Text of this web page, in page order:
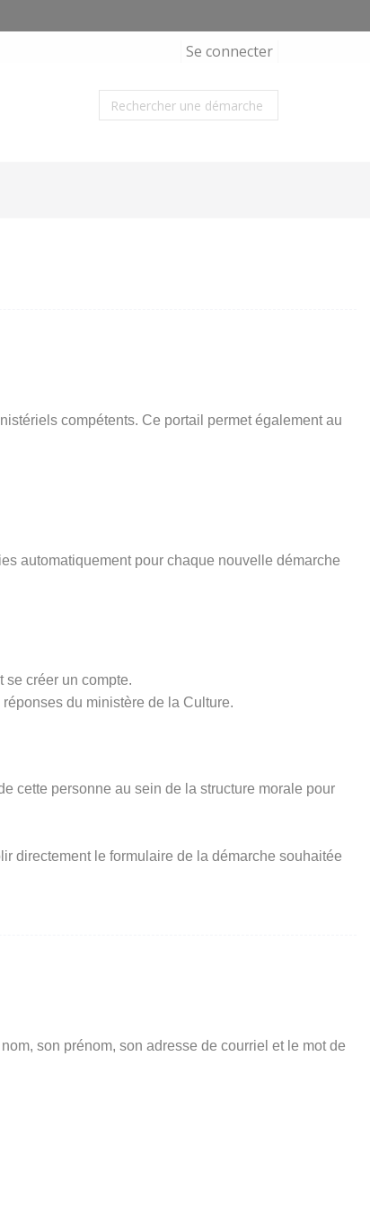
Se connecter
compétents. Ce portail permet également au
automatiquement pour chaque nouvelle démarche
se créer un compte.
du ministère de la Culture.
cette personne au sein de la structure morale pour
directement le formulaire de la démarche souhaitée
son prénom, son adresse de courriel et le mot de